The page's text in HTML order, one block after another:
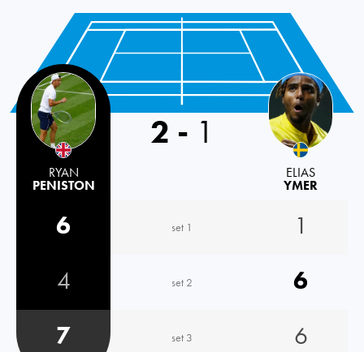
Great Britain
RYAN
PENISTON
2 - 1
ELIAS
YMER
6 set 1
1
4
set 2
6
7
set 3 6